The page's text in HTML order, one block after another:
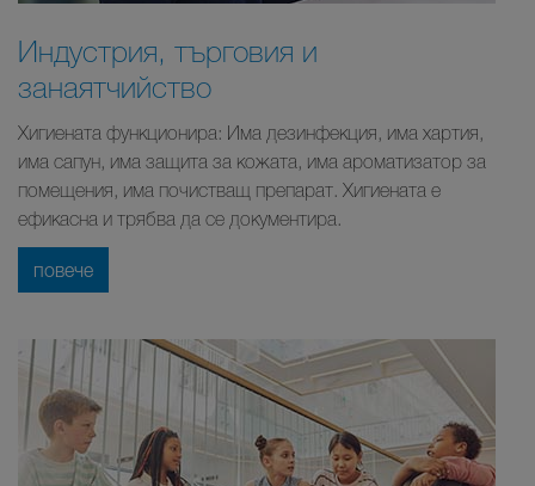
Индустрия, търговия и
занаятчийство
Хигиената функционира: Има дезинфекция, има хартия,
има сапун, има защита за кожата, има ароматизатор за
помещения, има почистващ препарат. Хигиената е
ефикасна и трябва да се документира.
повече